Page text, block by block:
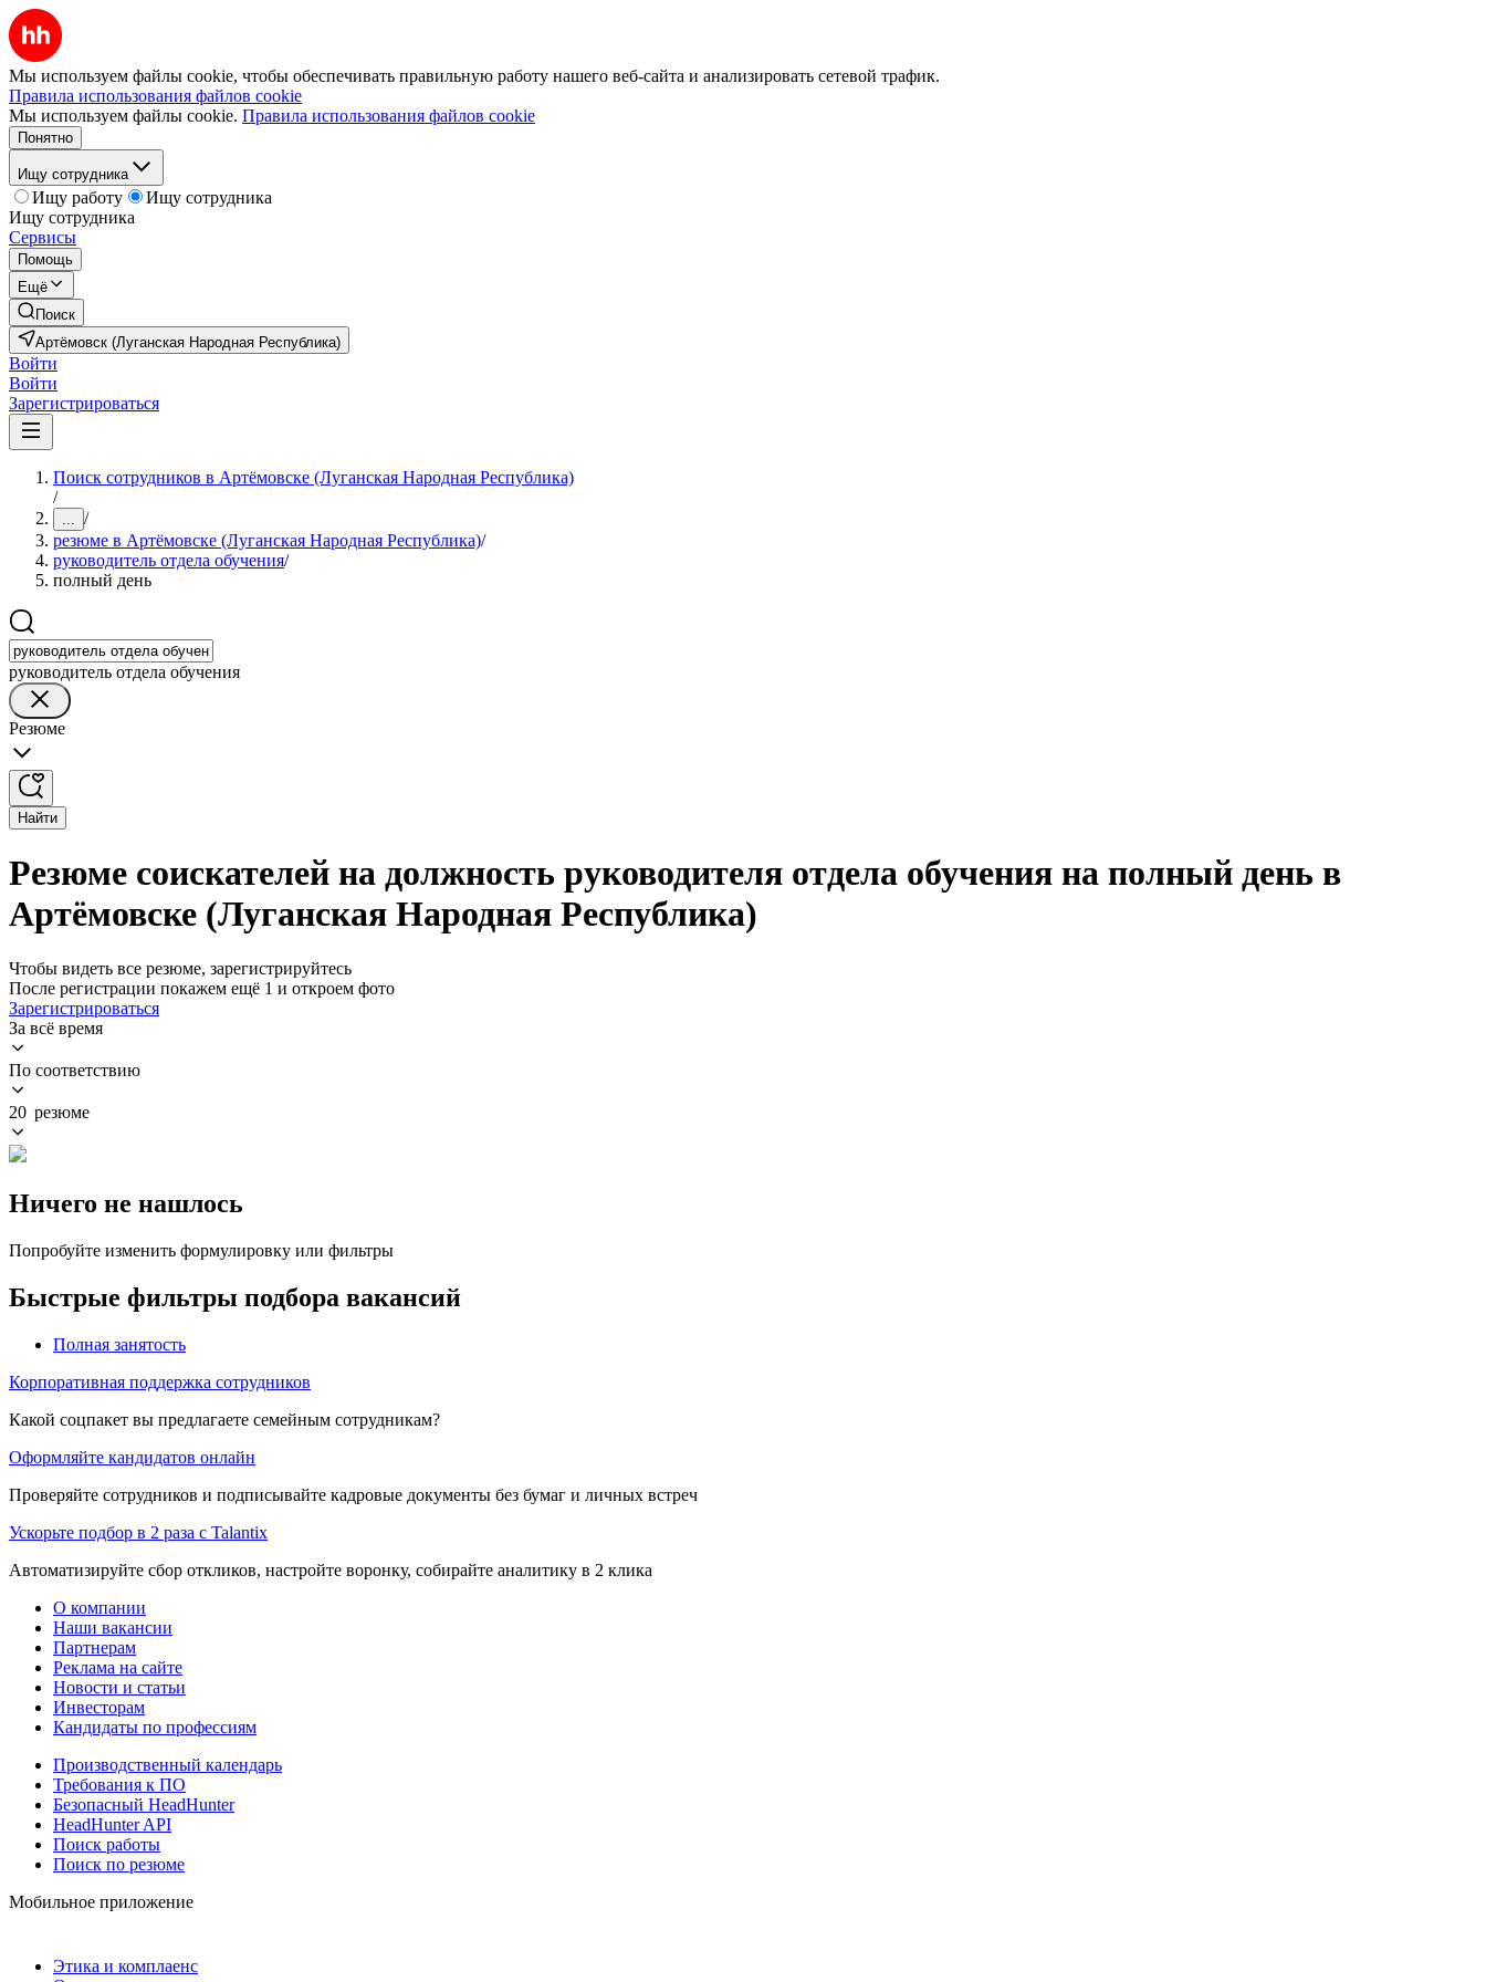
Мы используем файлы cookie, чтобы обеспечивать правильную работу нашего веб-сайта и анализировать сетевой трафик.
Правила использования файлов cookie
Мы используем файлы cookie. Правила использования файлов cookie
Понятно
Ищу сотрудника
Ищу работу
Ищу сотрудника
Ищу сотрудника
Сервисы
Помощь
Ещё
Поиск
Артёмовск (Луганская Народная Республика)
Войти
Войти
Зарегистрироваться
Поиск сотрудников в Артёмовске (Луганская Народная Республика)
/
... /
резюме в Артёмовске (Луганская Народная Республика)/
руководитель отдела обучения/
полный день
руководитель отдела обучения
Резюме
Найти
Резюме соискателей на должность руководителя отдела обучения на полный день в
Артёмовске (Луганская Народная Республика)
Чтобы видеть все резюме, зарегистрируйтесь
После регистрации покажем ещё 1 и откроем фото
Зарегистрироваться
За всё время
По соответствию
20 резюме
Ничего не нашлось
Попробуйте изменить формулировку или фильтры
Быстрые фильтры подбора вакансий
Полная занятость
Корпоративная поддержка сотрудников
Какой соцпакет вы предлагаете семейным сотрудникам?
Оформляйте кандидатов онлайн
Проверяйте сотрудников и подписывайте кадровые документы без бумаг и личных встреч
Ускорьте подбор в 2 раза с Talantix
Автоматизируйте сбор откликов, настройте воронку, собирайте аналитику в 2 клика
О компании
Наши вакансии
Партнерам
Реклама на сайте
Новости и статьи
Инвесторам
Кандидаты по профессиям
Производственный календарь
Требования к ПО
Безопасный HeadHunter
HeadHunter API
Поиск работы
Поиск по резюме
Мобильное приложение
Этика и комплаенс